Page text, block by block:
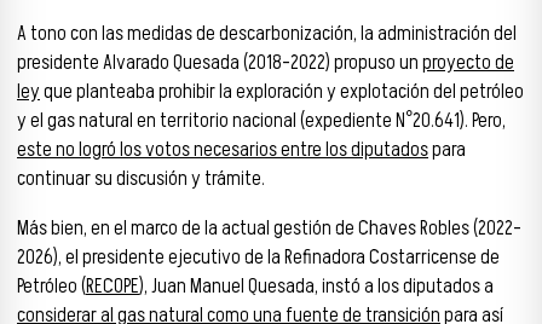
A tono con las medidas de descarbonización, la administración del
presidente Alvarado Quesada (2018-2022) propuso unproyecto de
leyque planteaba prohibir la exploración y explotación del petróleo
y el gas natural en territorio nacional (expediente N°20.641). Pero,
este no logró los votos necesarios entre los diputadospara
continuar su discusión y trámite.
Más bien, en el marco de la actual gestión de Chaves Robles (2022-
2026), el presidente ejecutivo de la Refinadora Costarricense de
Petróleo (RECOPE), Juan Manuel Quesada, instó a los diputados a
considerar al gas natural como una fuente de transiciónpara así